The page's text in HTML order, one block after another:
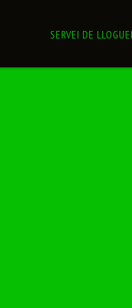
SERVEI DE